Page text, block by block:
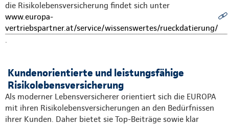
die Risikolebensversicherung findet sich unter
www.europa-
vertriebspartner.at/service/wissenswertes/rueckdatierung/
.
Kundenorientierte und leistungsfähige
Risikolebensversicherung
Als moderner Lebensversicherer orientiert sich die EUROPA
mit ihren Risikolebensversicherungen an den Bedürfnissen
ihrer Kunden. Daher bietet sie Top-Beiträge sowie klar